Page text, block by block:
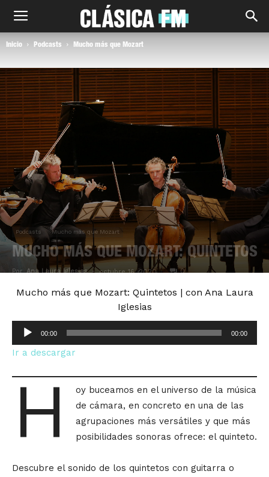
Inicio Podcasts Mucho más que Mozart
Podcasts Mucho más que Mozart
MUCHO MÁS QUE MOZART: QUINTETOS
Por Ana Laura Iglesias - octubre 16, 2020 0
Mucho más que Mozart: Quintetos | con Ana Laura
Iglesias
Reproductor
de
audio
00:00 00:00
Ir a descargar
H
oy buceamos en el universo de la música
de cámara, en concreto en una de las
agrupaciones más versátiles y que más
posibilidades sonoras ofrece: el quinteto.
Descubre el sonido de los quintetos con guitarra o